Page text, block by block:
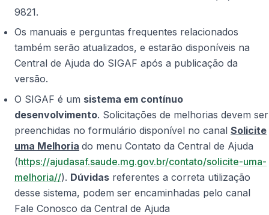
9821.
Os manuais e perguntas frequentes relacionados
também serão atualizados, e estarão disponíveis na
Central de Ajuda do SIGAF após a publicação da
versão.
O SIGAF é um sistema em contínuo
desenvolvimento. Solicitações de melhorias devem ser
preenchidas no formulário disponível no canal Solicite
uma Melhoria do menu Contato da Central de Ajuda
(https://ajudasaf.saude.mg.gov.br/contato/solicite-uma-
melhoria//). Dúvidas referentes a correta utilização
desse sistema, podem ser encaminhadas pelo canal
Fale Conosco da Central de Ajuda